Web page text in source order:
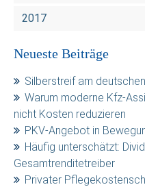
2017
Neueste Beiträge
Silberstreif am
Warum moderne Kfz-
nicht Kosten reduzieren
PKV-Angebot in
Häufig unterschätzt:
Gesamtrenditetreiber
Privater